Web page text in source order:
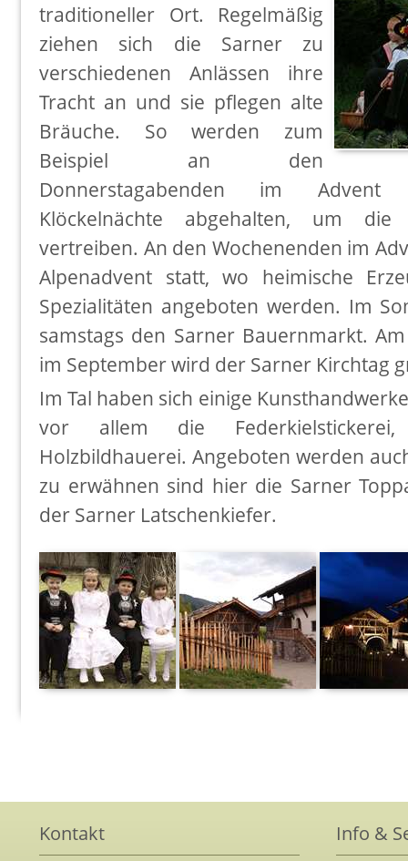
traditioneller Ort. Regelmäßig
ziehen sich die Sarner zu
verschiedenen Anlässen ihre
Tracht an und sie pflegen alte
Bräuche. So werden zum
Beispiel an den
Donnerstagabenden im
Klöckelnächte abgehalten, um
vertreiben. An den Wochenenden im
Alpenadvent statt, wo heimische
Spezialitäten angeboten werden. Im
samstags den Sarner Bauernmarkt.
im September wird der Sarner Kirchtag
Im Tal haben sich einige
vor allem die
Holzbildhauerei. Angeboten werden
zu erwähnen sind hier die Sarner
der Sarner Latschenkiefer.
Kontakt Info &